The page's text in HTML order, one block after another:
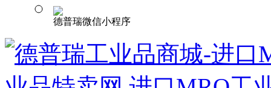
德普瑞微信小程序